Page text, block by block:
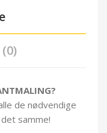
de nødvendige
samme!